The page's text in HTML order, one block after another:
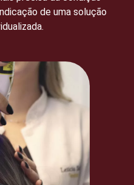
de uma solução